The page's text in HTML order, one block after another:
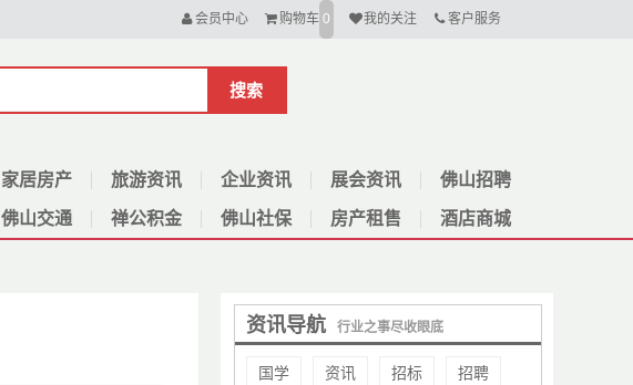
会员中心 购物车 0 我的关注 客户服务
搜索
家居房产 旅游资讯 企业资讯 展会资讯 佛山招聘
佛山交通 禅公积金 佛山社保 房产租售 酒店商城
资讯导航 行业之事尽收眼底
国学 资讯 招标 招聘